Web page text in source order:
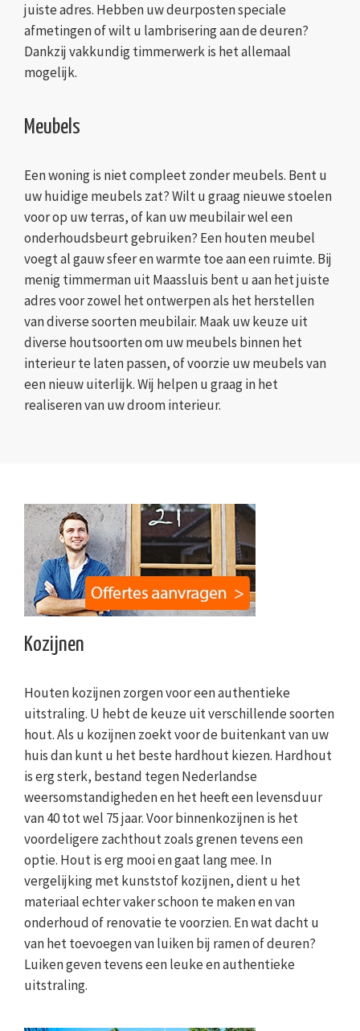
juiste adres. Hebben uw deurposten speciale
afmetingen of wilt u lambrisering aan de deuren?
Dankzij vakkundig timmerwerk is het allemaal
mogelijk.
Meubels
Een woning is niet compleet zonder meubels. Bent u
uw huidige meubels zat? Wilt u graag nieuwe stoelen
voor op uw terras, of kan uw meubilair wel een
onderhoudsbeurt gebruiken? Een houten meubel
voegt al gauw sfeer en warmte toe aan een ruimte. Bij
menig timmerman uit Maassluis bent u aan het juiste
adres voor zowel het ontwerpen als het herstellen
van diverse soorten meubilair. Maak uw keuze uit
diverse houtsoorten om uw meubels binnen het
interieur te laten passen, of voorzie uw meubels van
een nieuw uiterlijk. Wij helpen u graag in het
realiseren van uw droom interieur.
Kozijnen
Houten kozijnen zorgen voor een authentieke
uitstraling. U hebt de keuze uit verschillende soorten
hout. Als u kozijnen zoekt voor de buitenkant van uw
huis dan kunt u het beste hardhout kiezen. Hardhout
is erg sterk, bestand tegen Nederlandse
weersomstandigheden en het heeft een levensduur
van 40 tot wel 75 jaar. Voor binnenkozijnen is het
voordeligere zachthout zoals grenen tevens een
optie. Hout is erg mooi en gaat lang mee. In
vergelijking met kunststof kozijnen, dient u het
materiaal echter vaker schoon te maken en van
onderhoud of renovatie te voorzien. En wat dacht u
van het toevoegen van luiken bij ramen of deuren?
Luiken geven tevens een leuke en authentieke
uitstraling.